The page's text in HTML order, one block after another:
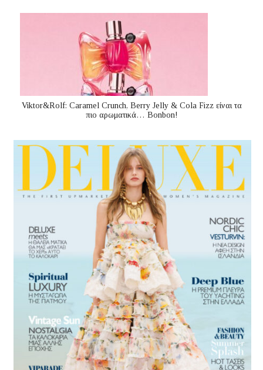
Viktor&Rolf: Caramel Crunch, Berry Jelly & Cola Fizz είναι τα
πιο αρωματικά… Bonbon!